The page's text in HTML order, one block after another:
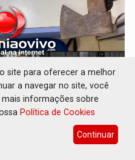
homem
grávida e com bebê
site para oferecer a melhor
a navegar no site, você
informações sobre
Política de Cookies
Continuar